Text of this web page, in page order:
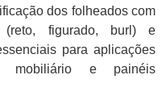
dos folheados com
figurado, burl) e
para aplicações
mobiliário e painéis